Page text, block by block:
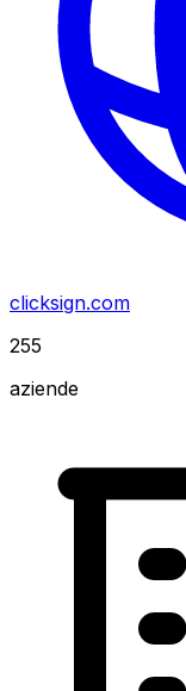
clicksign.com
255
aziende